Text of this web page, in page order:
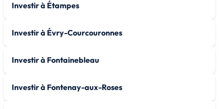
Investir à Étampes
Investir à Évry-Courcouronnes
Investir à Fontainebleau
Investir à Fontenay-aux-Roses